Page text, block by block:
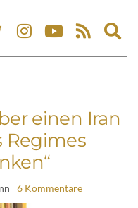
einen Iran
Regimes
6 Kommentare